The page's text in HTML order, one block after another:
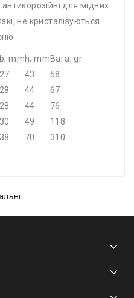
антикорозійні для мідних
не кристалізуються
b, mmh, mmВага, gr
27 43
58
28 44
67
28 44
76
30 49
118
38 70 310